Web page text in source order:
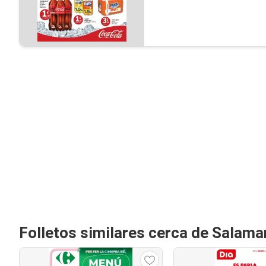
Folletos similares cerca de